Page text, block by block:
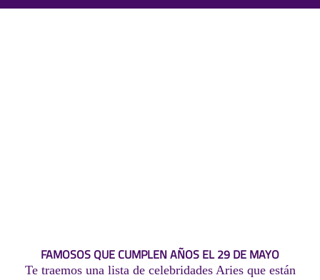
FAMOSOS QUE CUMPLEN AÑOS EL 29 DE MAYO
Te traemos una lista de celebridades Aries que están